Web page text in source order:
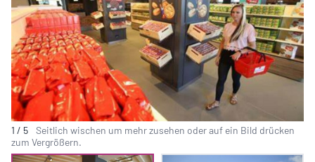
1 / 5
Seitlich wischen um mehr zusehen oder auf ein Bild drücken
zum Vergrößern.